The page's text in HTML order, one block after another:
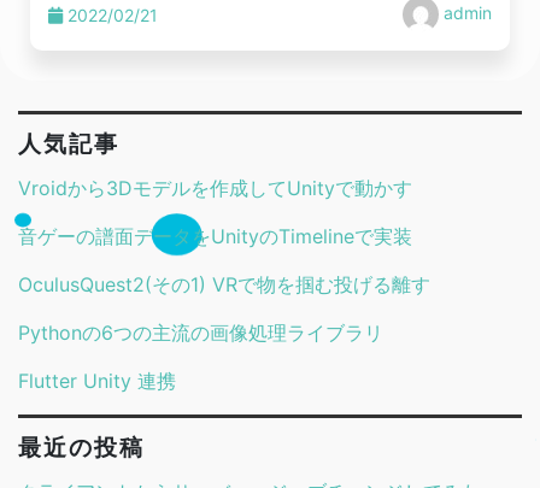
2022/02/21 admin
人気記事
Vroidから3Dモデルを作成してUnityで動かす
音ゲーの譜面データをUnityのTimelineで実装
OculusQuest2(その1) VRで物を掴む投げる離す
Pythonの6つの主流の画像処理ライブラリ
Flutter Unity 連携
最近の投稿